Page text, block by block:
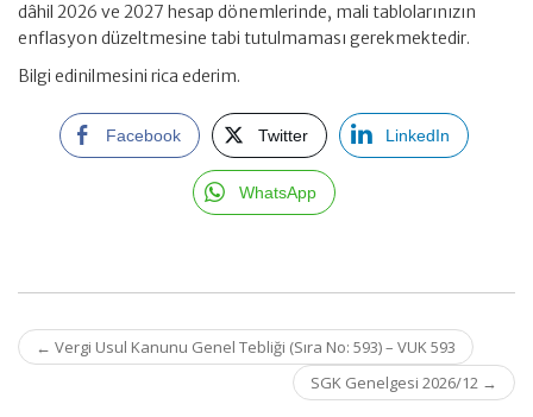
dâhil 2026 ve 2027 hesap dönemlerinde, mali tablolarınızın
enflasyon düzeltmesine tabi tutulmaması gerekmektedir.
Bilgi edinilmesini rica ederim.
Facebook Twitter LinkedIn
WhatsApp
Post
navigation
← Vergi Usul Kanunu Genel Tebliği (Sıra No: 593) – VUK 593
SGK Genelgesi 2026/12 →